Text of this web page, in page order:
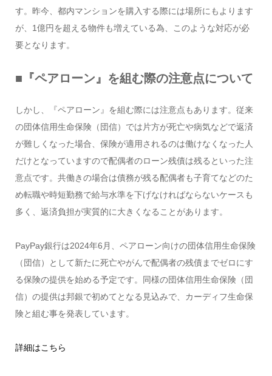
す。昨今、都内マンションを購入する際には場所にもよります
が、1億円を超える物件も増えている為、このような対応が必
要となります。
■『ペアローン』を組む際の注意点について
しかし、『ペアローン』を組む際には注意点もあります。従来
の団体信用生命保険（団信）では片方が死亡や病気などで返済
が難しくなった場合、保険が適用されるのは働けなくなった人
だけとなっていますので配偶者のローン残債は残るといった注
意点です。共働きの場合は債務が残る配偶者も子育てなどのた
め転職や時短勤務で給与水準を下げなければならないケースも
多く、返済負担が実質的に大きくなることがあります。
PayPay銀行は2024年6月、ペアローン向けの団体信用生命保険
（団信）として新たに死亡やがんで配偶者の残債までゼロにす
る保険の提供を始める予定です。同様の団体信用生命保険（団
信）の提供は邦銀で初めてとなる見込みで、カーディフ生命保
険と組む事を発表しています。
詳細はこちら